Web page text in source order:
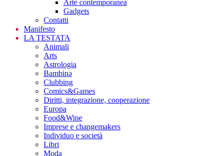
Arte contemporanea
Gadgets
Contatti
Manifesto
LA TESTATA
Animali
Arts
Astrologia
Bambinə
Clubbing
Comics&Games
Diritti, integrazione, cooperazione
Europa
Food&Wine
Imprese e changemakers
Individuo e società
Libri
Moda